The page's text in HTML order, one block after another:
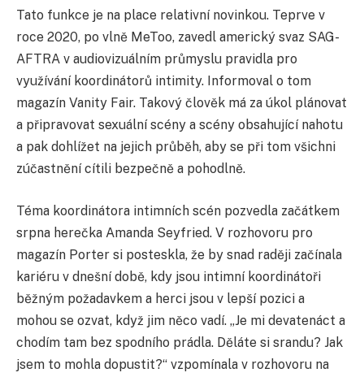
Tato funkce je na place relativní novinkou. Teprve v
roce 2020, po vlně MeToo, zavedl americký svaz SAG-
AFTRA v audiovizuálním průmyslu pravidla pro
využívání koordinátorů intimity. Informoval o tom
magazín Vanity Fair. Takový člověk má za úkol plánovat
a připravovat sexuální scény a scény obsahující nahotu
a pak dohlížet na jejich průběh, aby se při tom všichni
zúčastnění cítili bezpečně a pohodlně.
Téma koordinátora intimních scén pozvedla začátkem
srpna herečka Amanda Seyfried. V rozhovoru pro
magazín Porter si posteskla, že by snad raději začínala
kariéru v dnešní době, kdy jsou intimní koordinátoři
běžným požadavkem a herci jsou v lepší pozici a
mohou se ozvat, když jim něco vadí. „Je mi devatenáct a
chodím tam bez spodního prádla. Děláte si srandu? Jak
jsem to mohla dopustit?“ vzpomínala v rozhovoru na